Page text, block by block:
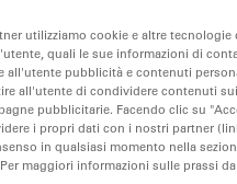
utilizziamo cookie e altre
quali le sue informazioni di
all'utente pubblicità e contenuti
all'utente di condividere contenuti
pubblicitarie. Facendo clic su
i propri dati con i nostri partner
in qualsiasi momento nella
maggiori informazioni sulle prassi